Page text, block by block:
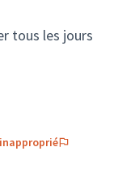
tous les jours